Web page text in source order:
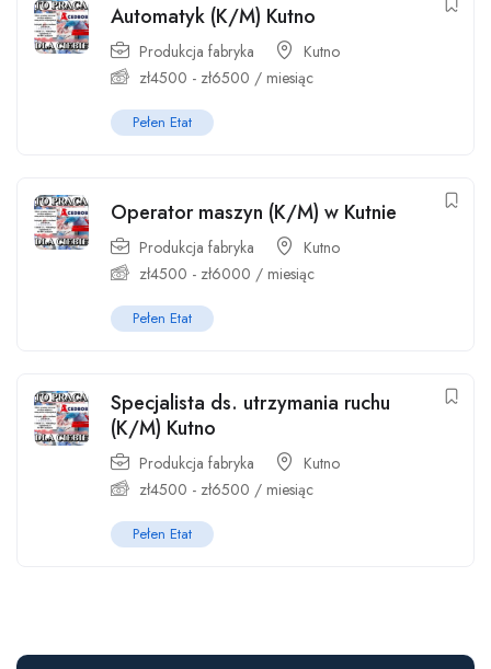
Automatyk (K/M) Kutno
Produkcja fabryka
Kutno
zł4500 - zł6500 / miesiąc
Pełen Etat
Operator maszyn (K/M) w Kutnie
Produkcja fabryka
Kutno
zł4500 - zł6000 / miesiąc
Pełen Etat
Specjalista ds. utrzymania ruchu
(K/M) Kutno
Produkcja fabryka
Kutno
zł4500 - zł6500 / miesiąc
Pełen Etat